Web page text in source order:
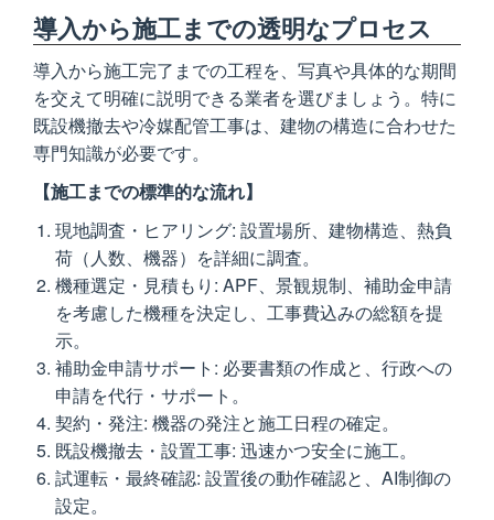
導入から施工までの透明なプロセス
導入から施工完了までの工程を、写真や具体的な期間
を交えて明確に説明できる業者を選びましょう。特に
既設機撤去や冷媒配管工事は、建物の構造に合わせた
専門知識が必要です。
【施工までの標準的な流れ】
現地調査・ヒアリング: 設置場所、建物構造、熱負
荷（人数、機器）を詳細に調査。
機種選定・見積もり: APF、景観規制、補助金申請
を考慮した機種を決定し、工事費込みの総額を提
示。
補助金申請サポート: 必要書類の作成と、行政への
申請を代行・サポート。
契約・発注: 機器の発注と施工日程の確定。
既設機撤去・設置工事: 迅速かつ安全に施工。
試運転・最終確認: 設置後の動作確認と、AI制御の
設定。